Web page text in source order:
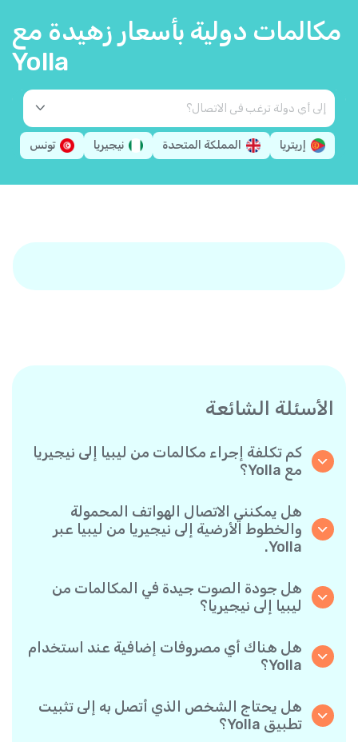
مكالمات دولية بأسعار زهيدة مع
Yolla
إريتريا المملكة المتحدة نيجيريا تونس
الأسئلة الشائعة
كم تكلفة إجراء مكالمات من ليبيا إلى نيجيريا
مع Yolla؟
إلى نيجيريا. يمكنك ببساطة التحقق من أحدث الأسعار
في التطبيق - بدون رسوم خفية أو مفاجآت.
هل يمكنني الاتصال الهواتف المحمولة
والخطوط الأرضية إلى نيجيريا من ليبيا عبر
Yolla.
المحمولة والخطوط الأرضية إلى نيجيريا بكل سهولة.
هل جودة الصوت جيدة في المكالمات من
ليبيا إلى نيجيريا؟
يجعل مكالماتك تبدو تمامًا مثل المكالمات المحلية.
هل هناك أي مصروفات إضافية عند استخدام
Yolla؟
مقابل المكالمات التي تجريها حسب الأسعار المعلنة
لكل وجهة.
هل يحتاج الشخص الذي أتصل به إلى تثبيت
تطبيق Yolla؟